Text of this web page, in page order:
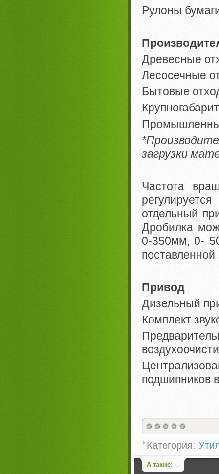
Рулоны
Древесные
Лесосечные
Бытовые
загрузки
Частота
отдельный
Дробилка
0-350мм, 0-
поставленной
Привод
Дизельный
Комплект
подшипников
Категория:
А также: